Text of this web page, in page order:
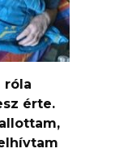
róla
érte.